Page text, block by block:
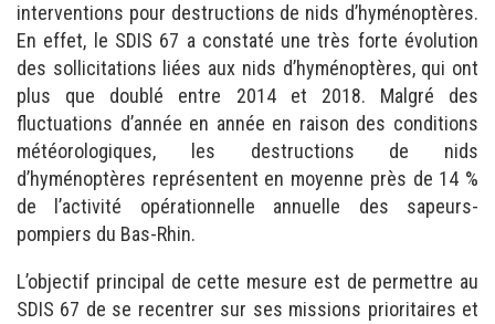
interventions pour destructions de nids d’hyménoptères.
En effet, le SDIS 67 a constaté une très forte évolution
des sollicitations liées aux nids d’hyménoptères, qui ont
plus que doublé entre 2014 et 2018. Malgré des
fluctuations d’année en année en raison des conditions
météorologiques, les destructions de nids
d’hyménoptères représentent en moyenne près de 14 %
de l’activité opérationnelle annuelle des sapeurs-
pompiers du Bas-Rhin.
L’objectif principal de cette mesure est de permettre au
SDIS 67 de se recentrer sur ses missions prioritaires et